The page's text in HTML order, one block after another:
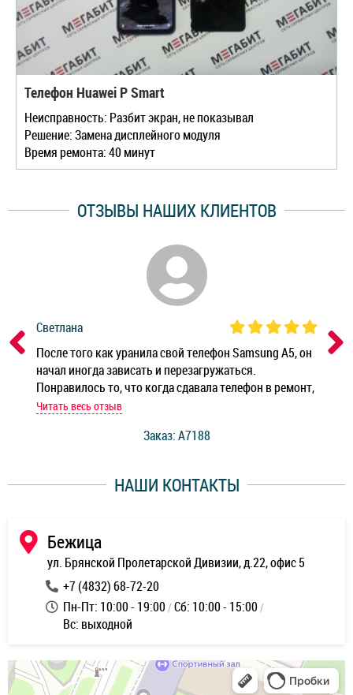
Телефон Huawei P Smart
Неисправность: Разбит экран, не показывал
Решение: Замена дисплейного модуля
Время ремонта: 40 минут
ОТЗЫВЫ НАШИХ КЛИЕНТОВ
Светлана
После того как уранила свой телефон Samsung A5, он
начал иногда зависать и перезагружаться.
Понравилось то, что когда сдавала телефон в ремонт,
мастер при мне сделал быструю диагностику и сказал
работы и оперативность!
Читать весь отзыв
Заказ: A7188
НАШИ КОНТАКТЫ
Бежица
ул. Брянской Пролетарской Дивизии, д.22, офис 5
+7 (4832) 68-72-20
Пн-Пт: 10:00 - 19:00 Сб: 10:00 - 15:00
Вс: выходной